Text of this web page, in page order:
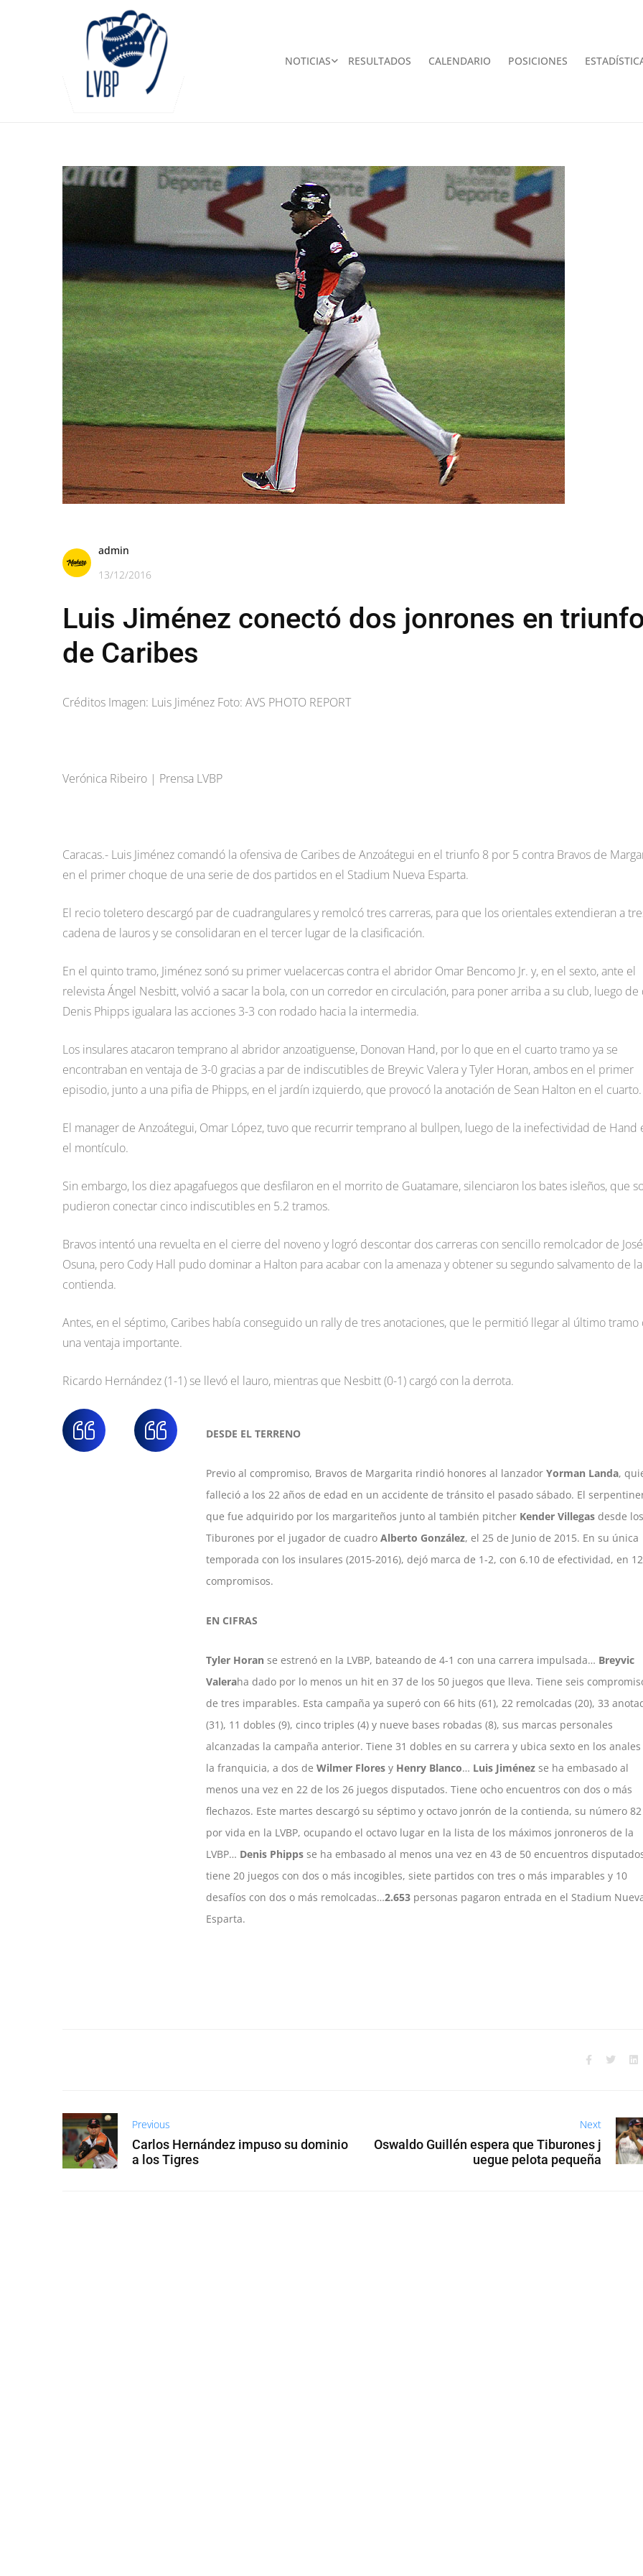
NOTICIAS RESULTADOS CALENDARIO POSICIONES
admin
13/12/2016
Luis Jiménez conectó dos jonrones en
de Caribes
Créditos Imagen: Luis Jiménez Foto: AVS PHOTO REPORT
Verónica Ribeiro | Prensa LVBP
Caracas.- Luis Jiménez comandó la ofensiva de Caribes de Anzoátegui en el triunfo 8 por 5 contra Bravos de
en el primer choque de una serie de dos partidos en el Stadium Nueva Esparta.
El recio toletero descargó par de cuadrangulares y remolcó tres carreras, para que los orientales extendieran a
cadena de lauros y se consolidaran en el tercer lugar de la clasificación.
En el quinto tramo, Jiménez sonó su primer vuelacercas contra el abridor Omar Bencomo Jr. y, en el sexto, ante el
relevista Ángel Nesbitt, volvió a sacar la bola, con un corredor en circulación, para poner arriba a su club, luego de
Denis Phipps igualara las acciones 3-3 con rodado hacia la intermedia.
Los insulares atacaron temprano al abridor anzoatiguense, Donovan Hand, por lo que en el cuarto tramo ya se
encontraban en ventaja de 3-0 gracias a par de indiscutibles de Breyvic Valera y Tyler Horan, ambos en el primer
episodio, junto a una pifia de Phipps, en el jardín izquierdo, que provocó la anotación de Sean Halton en el cuarto.
El manager de Anzoátegui, Omar López, tuvo que recurrir temprano al bullpen, luego de la inefectividad de Hand
el montículo.
Sin embargo, los diez apagafuegos que desfilaron en el morrito de Guatamare, silenciaron los bates isleños, que
pudieron conectar cinco indiscutibles en 5.2 tramos.
Bravos intentó una revuelta en el cierre del noveno y logró descontar dos carreras con sencillo remolcador de José
Osuna, pero Cody Hall pudo dominar a Halton para acabar con la amenaza y obtener su segundo salvamento de la
contienda.
Antes, en el séptimo, Caribes había conseguido un rally de tres anotaciones, que le permitió llegar al último tramo
una ventaja importante.
Ricardo Hernández (1-1) se llevó el lauro, mientras que Nesbitt (0-1) cargó con la derrota.
DESDE EL TERRENO
Previo al compromiso, Bravos de Margarita rindió honores al lanzador Yorman Landa,
falleció a los 22 años de edad en un accidente de tránsito el pasado sábado. El
que fue adquirido por los margariteños junto al también pitcher Kender Villegas desde los
Tiburones por el jugador de cuadro Alberto González, el 25 de Junio de 2015. En su única
temporada con los insulares (2015-2016), dejó marca de 1-2, con 6.10 de efectividad, en 12
compromisos.
EN CIFRAS
Tyler Horan se estrenó en la LVBP, bateando de 4-1 con una carrera impulsada… Breyvic
Valeraha dado por lo menos un hit en 37 de los 50 juegos que lleva. Tiene seis
de tres imparables. Esta campaña ya superó con 66 hits (61), 22 remolcadas (20), 33
(31), 11 dobles (9), cinco triples (4) y nueve bases robadas (8), sus marcas personales
alcanzadas la campaña anterior. Tiene 31 dobles en su carrera y ubica sexto en los anales
la franquicia, a dos de Wilmer Flores y Henry Blanco… Luis Jiménez se ha embasado al
menos una vez en 22 de los 26 juegos disputados. Tiene ocho encuentros con dos o más
flechazos. Este martes descargó su séptimo y octavo jonrón de la contienda, su número
por vida en la LVBP, ocupando el octavo lugar en la lista de los máximos jonroneros de la
LVBP… Denis Phipps se ha embasado al menos una vez en 43 de 50 encuentros
tiene 20 juegos con dos o más incogibles, siete partidos con tres o más imparables y 10
desafíos con dos o más remolcadas…2.653 personas pagaron entrada en el Stadium
Esparta.
Previous
Carlos Hernández impuso su dominio
a los Tigres
Next
Oswaldo Guillén espera que Tiburones j
uegue pelota pequeña